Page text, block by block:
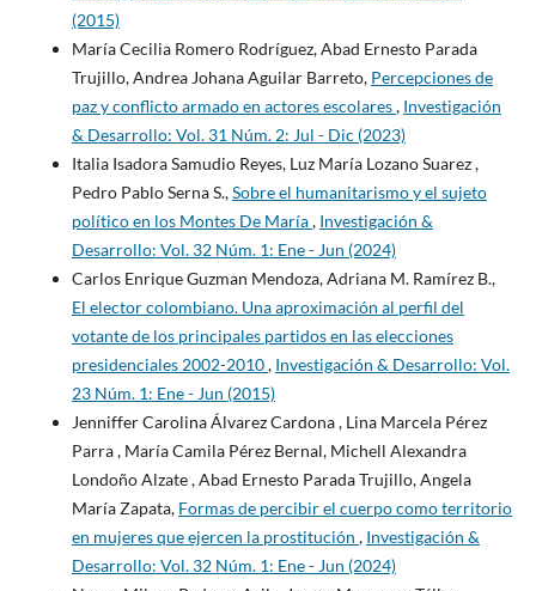
(2015)
María Cecilia Romero Rodríguez, Abad Ernesto Parada
Trujillo, Andrea Johana Aguilar Barreto, Percepciones de
paz y conflicto armado en actores escolares, Investigación
& Desarrollo: Vol. 31 Núm. 2: Jul - Dic (2023)
Italia Isadora Samudio Reyes, Luz María Lozano Suarez ,
Pedro Pablo Serna S.,Sobre el humanitarismo y el sujeto
político en los Montes De María, Investigación &
Desarrollo: Vol. 32 Núm. 1: Ene - Jun (2024)
Carlos Enrique Guzman Mendoza, Adriana M. Ramírez B.,
El elector colombiano. Una aproximación al perfil del
votante de los principales partidos en las elecciones
presidenciales 2002-2010, Investigación & Desarrollo: Vol.
23 Núm. 1: Ene - Jun (2015)
Jenniffer Carolina Álvarez Cardona , Lina Marcela Pérez
Parra , María Camila Pérez Bernal, Michell Alexandra
Londoño Alzate , Abad Ernesto Parada Trujillo, Angela
María Zapata, Formas de percibir el cuerpo como territorio
en mujeres que ejercen la prostitución , Investigación &
Desarrollo: Vol. 32 Núm. 1: Ene - Jun (2024)